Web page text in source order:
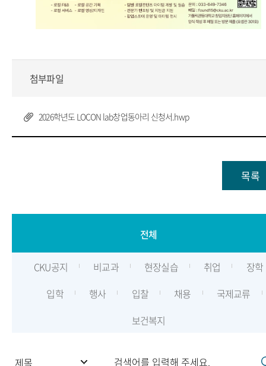
첨부파일
2026학년도 LOCON lab창업동아리 신청서.hwp
전체
CKU공지 비교과 현장실습 취업
장학
입학
행사 입찰 채용
국제교류
보건복지